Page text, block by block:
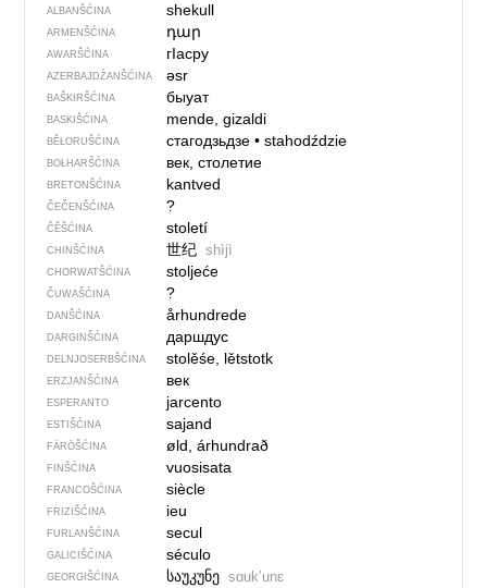
ALBANŠĆINA shekull
ARMENŠĆINA դար
AWARŠĆINA гIасру
AZERBAJDŹANŠĆINA əsr
BAŠKIRŠĆINA быуат
BASKIŠĆINA mende, gizaldi
BĚŁORUŠĆINA стагодзьдзе• stahodździe
BOŁHARŠĆINA век, столетие
BRETONŠĆINA kantved
ČEČENŠĆINA ?
ČĚŠĆINA století
CHINŠĆINA 世纪 shìjì
CHORWATŠĆINA stoljeće
ČUWAŠĆINA ?
DANŠĆINA århundrede
DARGINŠĆINA даршдус
DELNJOSERBŠĆINA stolěśe, lětstotk
ERZJANŠĆINA век
ESPERANTO jarcento
ESTIŠĆINA sajand
FÄRÖŠĆINA øld, árhundrað
FINŠĆINA vuosisata
FRANCOŠĆINA siècle
FRIZIŠĆINA ieu
FURLANŠĆINA secul
GALICIŠĆINA século
GEORGIŠĆINA საუკუნე sɑukʼunɛ